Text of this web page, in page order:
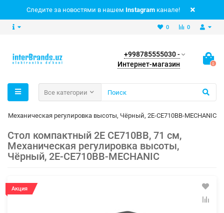
Следите за новостями в нашем Instagram канале!
0
0
+998785555030 -
Интернет-магазин
0
Все категории
Механическая регулировка высоты, Чёрный, 2E-CE710BB-MECHANIC
Стол компактный 2E CE710BB, 71 см,
Механическая регулировка высоты,
Чёрный, 2E-CE710BB-MECHANIC
Акция